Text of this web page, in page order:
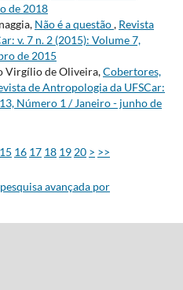
de 2018
Não é a questão, Revista
v. 7 n. 2 (2015): Volume 7,
de 2015
Virgílio de Oliveira,Cobertores,
de Antropologia da UFSCar:
Número 1 / Janeiro - junho de
15 16 17 18 19 20 > >>
avançada por